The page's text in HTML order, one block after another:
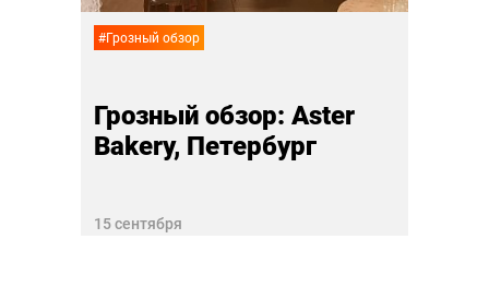
#Грозный обзор
Грозный обзор: Aster
Bakery, Петербург
15 сентября